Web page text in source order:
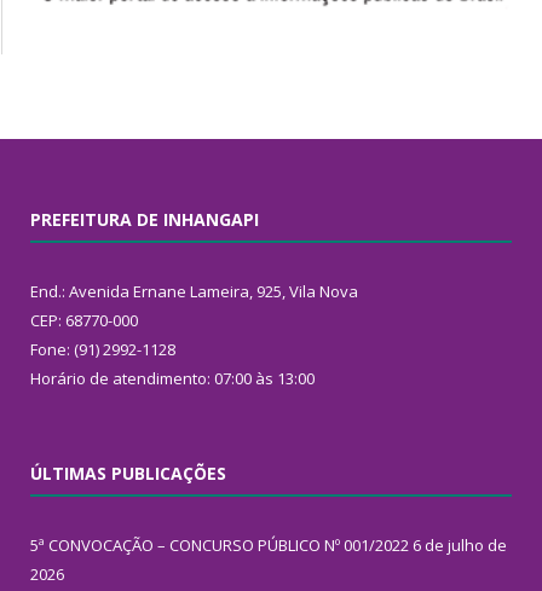
PREFEITURA DE INHANGAPI
End.: Avenida Ernane Lameira, 925, Vila Nova
CEP: 68770-000
Fone: (91) 2992-1128
Horário de atendimento: 07:00 às 13:00
ÚLTIMAS PUBLICAÇÕES
5ª CONVOCAÇÃO – CONCURSO PÚBLICO Nº 001/2022 6 de julho de
2026